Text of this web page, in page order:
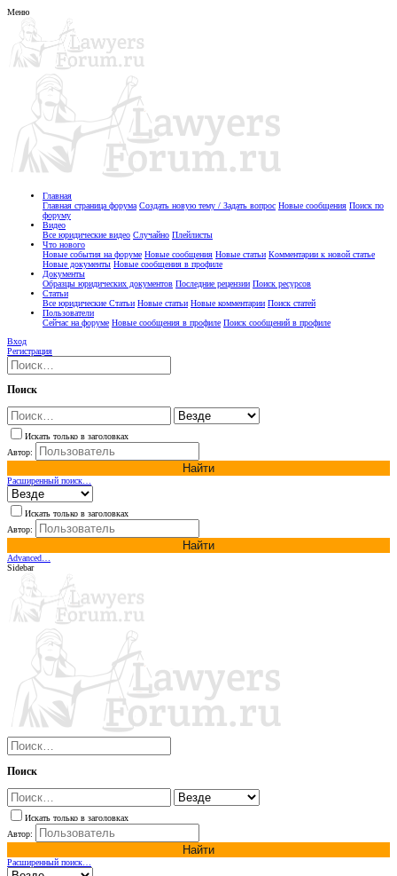
Меню
Главная
Главная страница форума Создать новую тему / Задать вопрос Новые сообщения Поиск по
форуму
Видео
Все юридические видео Случайно Плейлисты
Что нового
Новые события на форуме Новые сообщения Новые статьи Комментарии к новой статье
Новые документы Новые сообщения в профиле
Документы
Образцы юридических документов Последние рецензии Поиск ресурсов
Статьи
Все юридические Статьи Новые статьи Новые комментарии Поиск статей
Пользователи
Сейчас на форуме Новые сообщения в профиле Поиск сообщений в профиле
Вход
Регистрация
Поиск
Искать только в заголовках
Автор:
Найти
Расширенный поиск…
Искать только в заголовках
Автор:
Найти
Advanced…
Sidebar
Поиск
Искать только в заголовках
Автор:
Найти
Расширенный поиск…